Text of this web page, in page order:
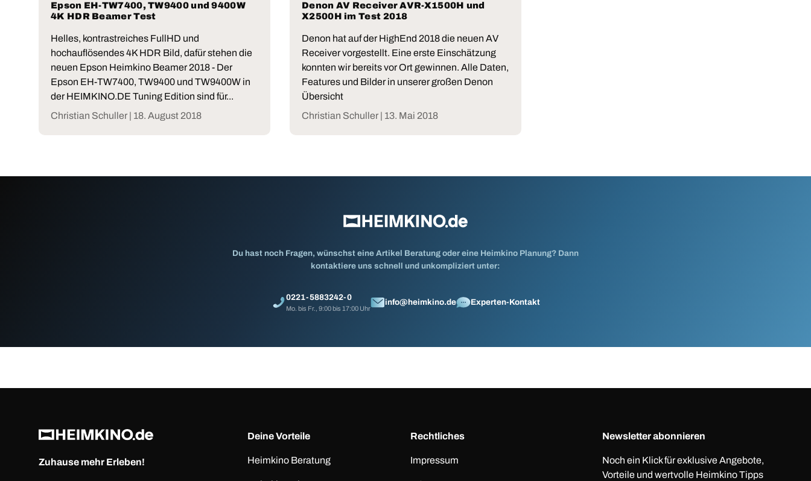
Epson EH-TW7400, TW9400 und 9400W
4K HDR Beamer Test
Helles, kontrastreiches FullHD und
hochauflösendes 4K HDR Bild, dafür stehen die
neuen Epson Heimkino Beamer 2018 - Der
Epson EH-TW7400, TW9400 und TW9400W in
der HEIMKINO.DE Tuning Edition sind für...
Christian Schuller | 18. August 2018
Denon AV Receiver AVR-X1500H und
X2500H im Test 2018
Denon hat auf der HighEnd 2018 die neuen AV
Receiver vorgestellt. Eine erste Einschätzung
konnten wir bereits vor Ort gewinnen. Alle Daten,
Features und Bilder in unserer großen Denon
Übersicht
Christian Schuller | 13. Mai 2018
Du hast noch Fragen, wünschst eine Artikel Beratung oder eine Heimkino Planung? Dann
kontaktiere uns schnell und unkompliziert unter:
0221-5883242-0
Mo. bis Fr., 9:00 bis 17:00 Uhr
info@heimkino.de Experten-Kontakt
Zuhause mehr Erleben!
Deine Vorteile
Heimkino Beratung
Rechtliches
Impressum
Newsletter abonnieren
Noch ein Klick für exklusive Angebote,
Vorteile und wertvolle Heimkino Tipps